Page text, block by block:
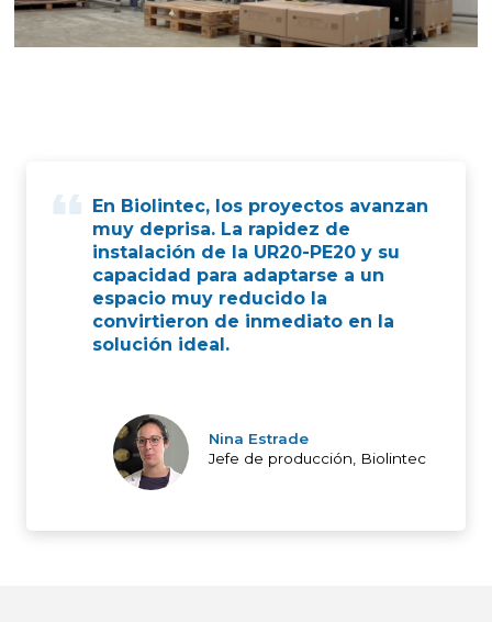
En Biolintec, los proyectos avanzan
muy deprisa. La rapidez de
instalación de la UR20-PE20 y su
capacidad para adaptarse a un
espacio muy reducido la
convirtieron de inmediato en la
solución ideal.
Nina Estrade
Jefe de producción, Biolintec